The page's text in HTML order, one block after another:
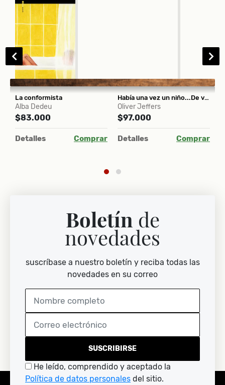
La conformista
Alba Dedeu
$83.000
Detalles Comprar
Había una vez un niño...De vuelta a casa / Perdido y encontrado / Cómo atrapar una estrella
Oliver Jeffers
$97.000
Detalles Comprar
Boletín de
novedades
suscríbase a nuestro boletín y reciba todas las
novedades en su correo
SUSCRIBIRSE
He leído, comprendido y aceptado la
Política de datos personales del sitio.